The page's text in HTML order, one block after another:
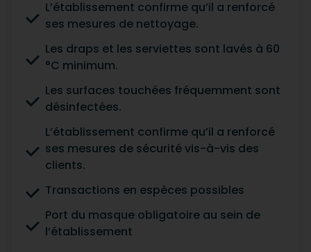
L’établissement confirme qu’il a renforcé
ses mesures de nettoyage.
Les draps et les serviettes sont lavés à 60
°C minimum.
Les surfaces touchées fréquemment sont
désinfectées.
L’établissement confirme qu’il a renforcé
ses mesures de sécurité vis-à-vis des
clients.
Transactions en espèces possibles
Port du masque obligatoire au sein de
l’établissement